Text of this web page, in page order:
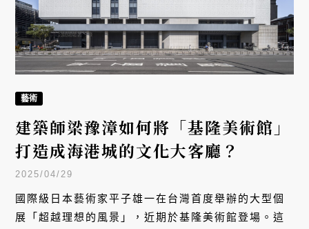
藝術
建築師梁豫漳如何將「基隆美術館」
打造成海港城的文化大客廳？
2025/04/29
國際級日本藝術家平子雄一在台灣首度舉辦的大型個
展「超越理想的風景」，近期於基隆美術館登場。這